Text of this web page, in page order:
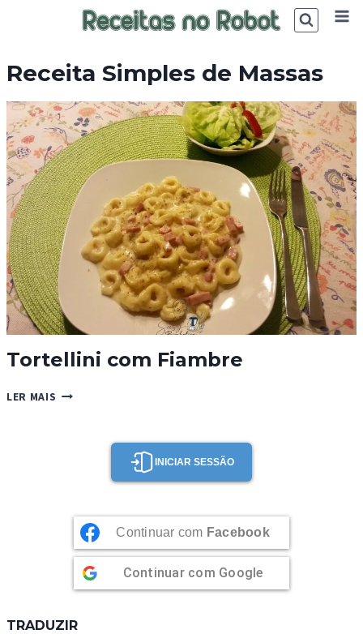
Receita Simples de Massas
Tortellini com Fiambre
LER MAIS TORTELLINI
INICIAR SESSÃO
Continuar com Facebook
Continuar com Google
TRADUZIR